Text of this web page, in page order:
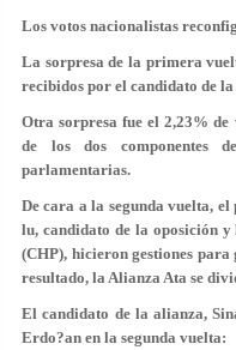
Los votos nacionalistas
La sorpresa de la primera
recibidos por el candidato de
Otra sorpresa fue el 2,23%
de los dos componentes
parlamentarias.
De cara a la segunda vuelta,
lu, candidato de la oposición
(CHP), hicieron gestiones
resultado, la Alianza Ata se
El candidato de la alianza,
Erdo?an en la segunda vuelta: